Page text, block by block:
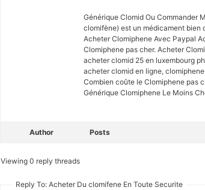
Générique Clomid Ou Commander
clomifène) est un médicament bien
Acheter Clomiphene Avec Paypal
Clomiphene pas cher. Acheter
acheter clomid 25 en luxembourg
acheter clomid en ligne,
Combien coûte le Clomiphene pas
Générique Clomiphene Le Moins
Author Posts
Viewing 0 reply threads
Reply To: Acheter Du clomifene En Toute Securite